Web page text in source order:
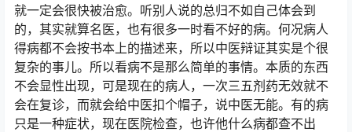
就一定会很快被治愈。听别人说的总归不如自己体会到
的，其实就算名医，也有很多一时看不好的病。何况病人
得病都不会按书本上的描述来，所以中医辩证其实是个很
复杂的事儿。所以看病不是那么简单的事情。本质的东西
不会显性出现，可是现在的病人，一次三五剂药无效就不
会在复诊，而就会给中医扣个帽子，说中医无能。有的病
只是一种症状，现在医院检查，也许他什么病都查不出